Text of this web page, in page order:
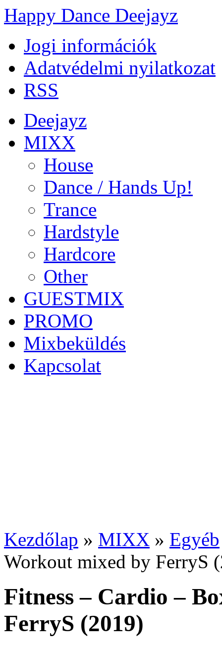
Happy Dance Deejayz
Jogi információk
Adatvédelmi nyilatkozat
RSS
Deejayz
MIXX
House
Dance / Hands Up!
Trance
Hardstyle
Hardcore
Other
GUESTMIX
PROMO
Mixbeküldés
Kapcsolat
Kezdőlap » MIXX » Egyéb
Workout mixed by FerryS
Fitness – Cardio –
FerryS (2019)